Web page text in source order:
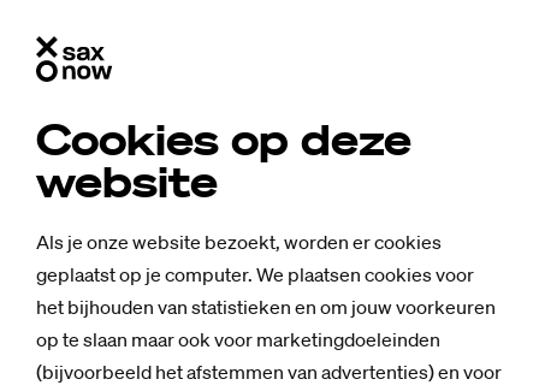
Cookies op deze
website
Als je onze website bezoekt, worden er cookies
geplaatst op je computer. We plaatsen cookies voor
het bijhouden van statistieken en om jouw voorkeuren
op te slaan maar ook voor marketingdoeleinden
(bijvoorbeeld het afstemmen van advertenties) en voor